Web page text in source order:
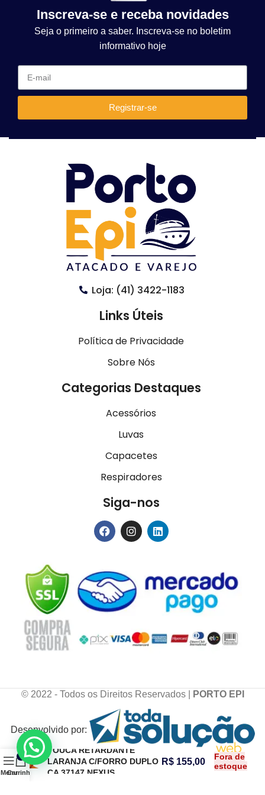
Inscreva-se e receba novidades
Seja o primeiro a saber. Inscreva-se no boletim
informativo hoje
Registrar-se
Loja: (41) 3422-1183
Links Úteis
Política de Privacidade
Sobre Nós
Categorias Destaques
Acessórios
Luvas
Capacetes
Respiradores
Siga-nos
© 2022 - Todos os Direitos Reservados | PORTO EPI
Desenvolvido por:
TOUCA RETARDANTE
LARANJA C/FORRO DUPLO
CA 37147 NEXUS
R$ 155,00
Fora de
estoque
Menu
0
Carrinho